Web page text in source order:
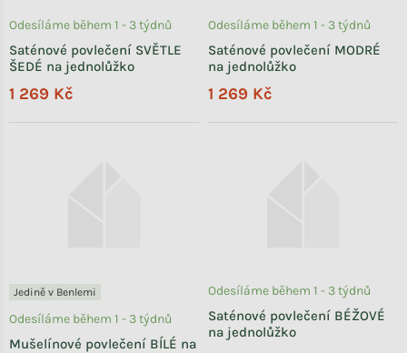
Saténové povlečení SVĚTLE
ŠEDÉ na jednolůžko
Odesíláme během 1 - 3 týdnů
1 269 Kč
Saténové povlečení MODRÉ
na jednolůžko
Odesíláme během 1 - 3 týdnů
1 269 Kč
Jedině v Benlemi
Mušelínové povlečení BÍLÉ na
Odesíláme během 1 - 3 týdnů
Saténové povlečení BÉŽOVÉ
na jednolůžko
Odesíláme během 1 - 3 týdnů